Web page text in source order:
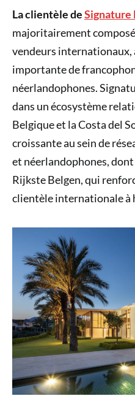
La clientèle deSignature
majoritairement
vendeurs internationaux,
importante de
néerlandophones.
dans un écosystème
Belgique et la Costa del
croissante au sein de
et néerlandophones,
Rijkste Belgen, qui
clientèle internationale à